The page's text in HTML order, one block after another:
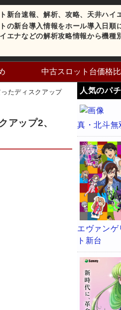
新台速報、解析、攻略、天井ハイ
の新台導入情報をホール導入日順
エナなどの解析攻略情報から機種
中古スロット台価格
たディスクアップ
アップ2、
人気のパ
真・北斗無
エヴァンゲ
ト新台